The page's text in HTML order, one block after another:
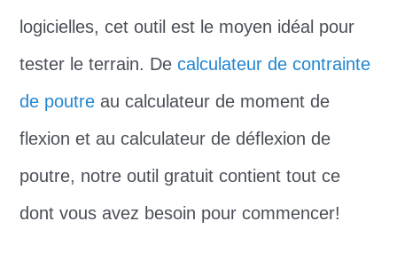
logicielles, cet outil est le moyen idéal pour
tester le terrain. Decalculateur de contrainte
de poutre au calculateur de moment de
flexion et au calculateur de déflexion de
poutre, notre outil gratuit contient tout ce
dont vous avez besoin pour commencer!